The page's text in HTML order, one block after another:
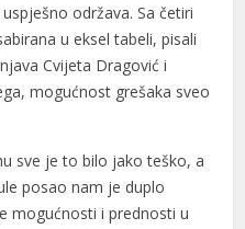
održava. Sa četiri
u eksel tabeli, pisali
Cvijeta Dragović i
mogućnost grešaka sveo
sve je to bilo jako teško, a
posao nam je duplo
mogućnosti i prednosti u